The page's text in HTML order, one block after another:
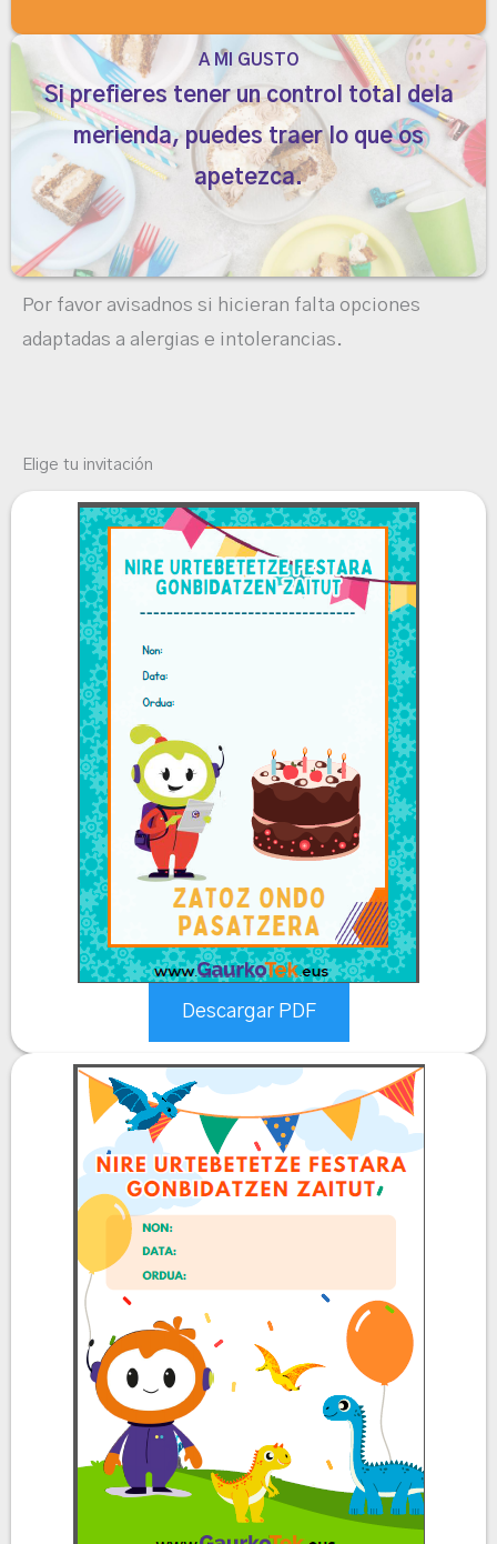
A MI GUSTO
Si prefieres tener un control total dela
merienda, puedes traer lo que os
apetezca.
Por favor avisadnos si hicieran falta opciones
adaptadas a alergias e intolerancias.
Elige tu invitación
Descargar PDF